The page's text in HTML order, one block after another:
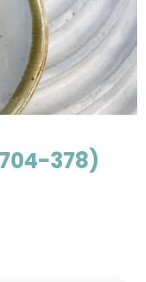
378)